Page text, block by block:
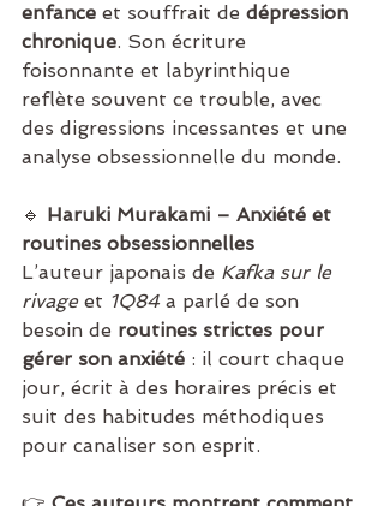
enfance et souffrait de dépression
chronique. Son écriture
foisonnante et labyrinthique
reflète souvent ce trouble, avec
des digressions incessantes et une
analyse obsessionnelle du monde.
🔹 Haruki Murakami – Anxiété et
routines obsessionnelles
L’auteur japonais de Kafka sur le
rivage et 1Q84 a parlé de son
besoin de routines strictes pour
gérer son anxiété : il court chaque
jour, écrit à des horaires précis et
suit des habitudes méthodiques
pour canaliser son esprit.